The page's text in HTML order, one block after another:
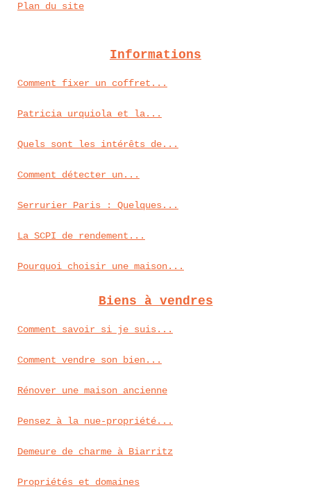
Plan du site
Informations
Comment fixer un coffret...
Patricia urquiola et la...
Quels sont les intérêts de...
Comment détecter un...
Serrurier Paris : Quelques...
La SCPI de rendement...
Pourquoi choisir une maison...
Biens à vendres
Comment savoir si je suis...
Comment vendre son bien...
Rénover une maison ancienne
Pensez à la nue-propriété...
Demeure de charme à Biarritz
Propriétés et domaines